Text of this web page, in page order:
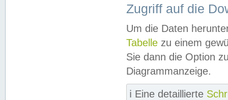
Zugriff auf die
Um die Daten
Tabelle zu einem
Sie dann die Option
Diagrammanzeige.
ℹ️ Eine detaillierte